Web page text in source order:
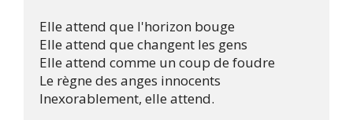
Elle attend que l'horizon bouge
Elle attend que changent les gens
Elle attend comme un coup de foudre
Le règne des anges innocents
Inexorablement, elle attend.